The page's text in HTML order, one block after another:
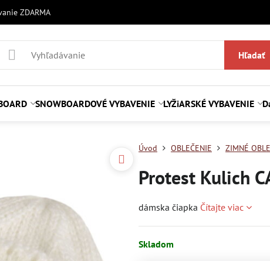
ZDARMA
Hľadať
SNOWBOARDOVÉ VYBAVENIE LYŽiARSKÉ VYBAVENIE
Úvod OBLEČENIE ZIMNÉ
Protest Kulich
dámska čiapka Čítajte viac
Skladom